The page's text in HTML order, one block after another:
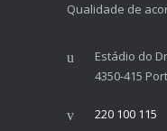
Qualidade de
Estádio do
4350-415
220 100 115